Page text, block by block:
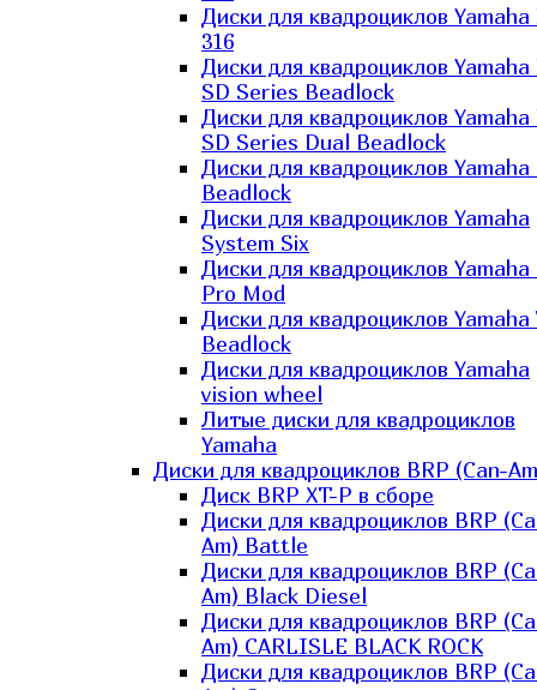
Диски для квадроциклов
316
Диски для квадроциклов
SD Series Beadlock
Диски для квадроциклов
SD Series Dual Beadlock
Диски для квадроциклов Yamaha
Beadlock
Диски для квадроциклов Yamaha
System Six
Диски для квадроциклов Yamaha
Pro Mod
Диски для квадроциклов Yamaha
Beadlock
Диски для квадроциклов Yamaha
vision wheel
Литые диски для квадроциклов
Yamaha
Диски для квадроциклов BRP (Can-
Диск BRP XT-P в сборе
Диски для квадроциклов BRP
Am) Battle
Диски для квадроциклов BRP
Am) Black Diesel
Диски для квадроциклов BRP
Am) CARLISLE BLACK ROCK
Диски для квадроциклов BRP